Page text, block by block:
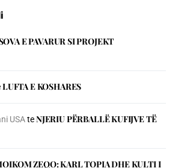
E PAVARUR SI PROJEKT
LUFTA E KOSHARES
USAteNJERIU PЁRBALLЁ KUFIJVE TЁ
ZEQO: KARL TOPIA DHE KULTI I